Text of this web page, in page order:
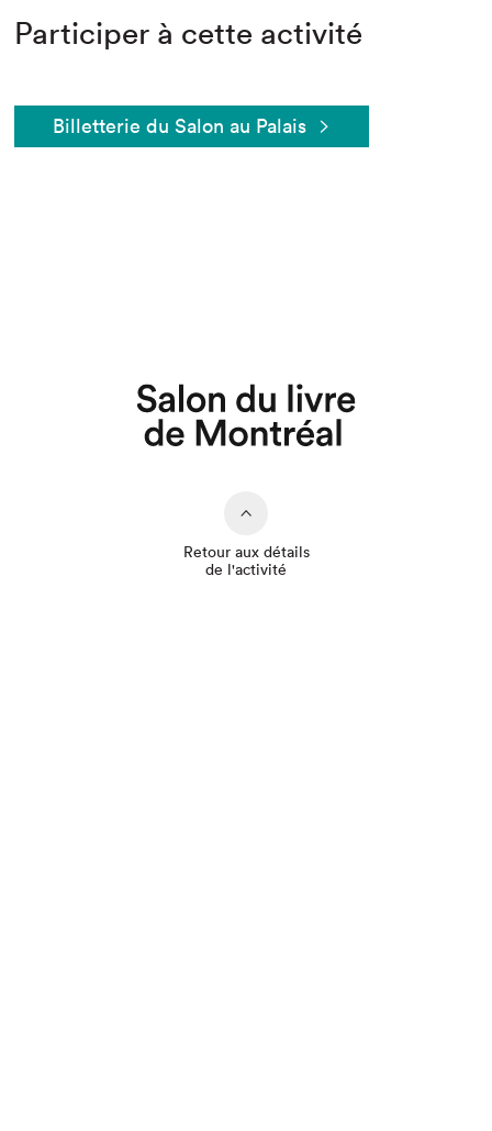
Participer à cette activité
Billetterie du Salon au Palais
Retour aux détails
de l'activité